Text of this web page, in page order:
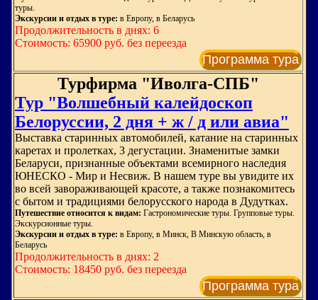
туры.
Экскурсии и отдых в туре: в Европу, в Беларусь
Продолжительность в днях: 6
Стоимость: 65900 руб. без переезда
Программа тура
Турфирма "Иволга-СПБ"
Тур "Волшебный калейдоскоп
Белоруссии, 2 дня + ж / д или авиа"
Выставка старинных автомобилей, катание на старинных
каретах и пролетках, 3 дегустации. Знаменитые замки
Беларуси, признанные объектами всемирного наследия
ЮНЕСКО - Мир и Несвиж. В нашем туре вы увидите их
во всей завораживающей красоте, а также познакомитесь
с бытом и традициями белорусского народа в Дудутках.
Путешествие относится к видам: Гастрономические туры. Групповые туры.
Экскурсионные туры.
Экскурсии и отдых в туре: в Европу, в Минск, В Минскую область, в
Беларусь
Продолжительность в днях: 2
Стоимость: 18450 руб. без переезда
Программа тура